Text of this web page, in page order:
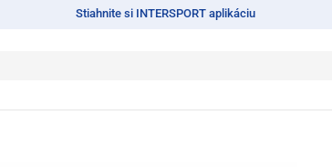
Stiahnite si INTERSPORT aplikáciu